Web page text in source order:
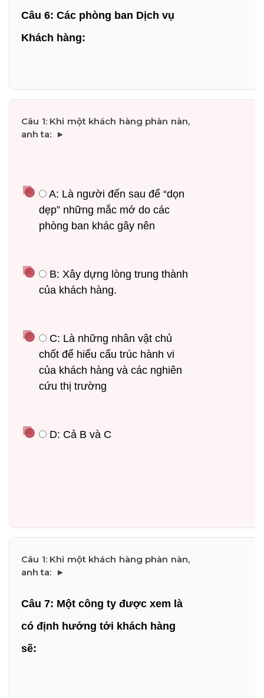
Câu 6: Các phòng ban Dịch vụ
Khách hàng:
A: Là người đến sau để “dọn
dẹp” những mắc mớ do các
phòng ban khác gây nên
B: Xây dựng lòng trung thành
của khách hàng.
C: Là những nhân vật chủ
chốt để hiểu cấu trúc hành vi
của khách hàng và các nghiên
cứu thị trường
D: Cả B và C
Câu 7: Một công ty được xem là
có định hướng tới khách hàng
sẽ: